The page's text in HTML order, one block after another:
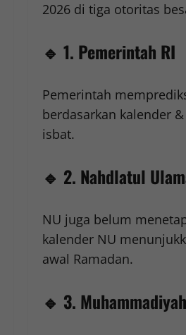
2026 di tiga otoritas
🔹 1. Pemerintah RI
Pemerintah
berdasarkan kalender
isbat.
🔹 2. Nahdlatul
NU juga belum
kalender NU
awal Ramadan.
🔹 3. Muhammadiyah